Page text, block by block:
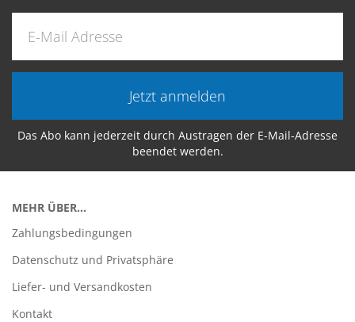
Jetzt anmelden
Das Abo kann jederzeit durch Austragen der E-Mail-Adresse
beendet werden.
MEHR ÜBER...
Zahlungsbedingungen
Datenschutz und Privatsphäre
Liefer- und Versandkosten
Kontakt